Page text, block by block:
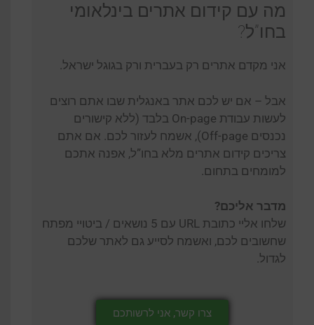
מה עם קידום אתרים בינלאומי
בחו”ל?
אני מקדם אתרים רק בעברית ורק בגוגל ישראל.
אבל – אם יש לכם אתר באנגלית שבו אתם רוצים
לעשות עבודת On-page בלבד (ללא קישורים
נכנסים Off-page), אשמח לעזור לכם. אם אתם
צריכים קידום אתרים מלא בחו”ל, אפנה אתכם
למומחים בתחום.
מדבר אליכם?
שלחו אליי כתובת URL עם 5 נושאים / ביטויי מפתח
שחשובים לכם, ואשמח לסייע גם לאתר שלכם
לגדול.
צרו קשר, אני לרשותכם